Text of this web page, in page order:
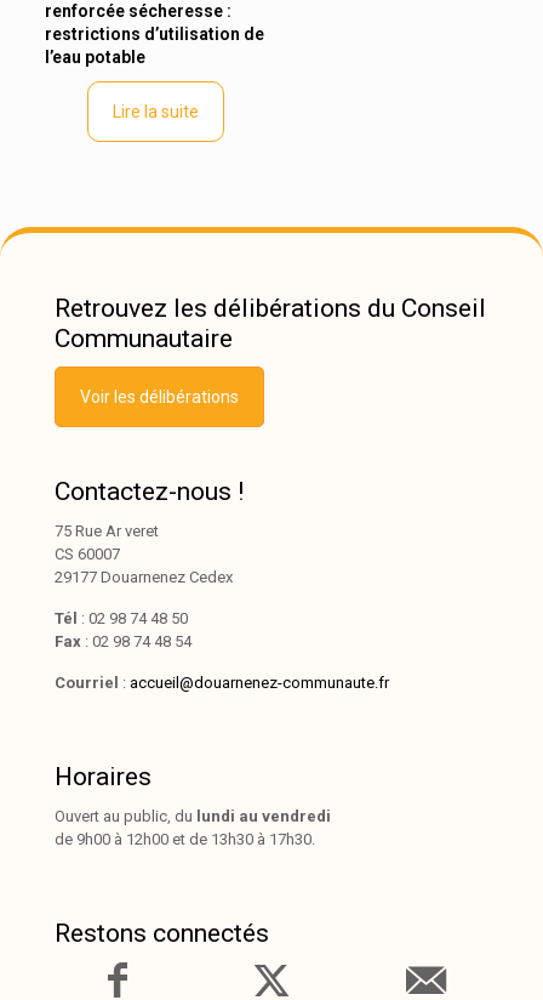
renforcée sécheresse :
restrictions d’utilisation de
l’eau potable
Lire la suite
Retrouvez les délibérations du Conseil
Communautaire
Voir les délibérations
Contactez-nous !
75 Rue Ar veret
CS 60007
29177 Douarnenez Cedex
Tél : 02 98 74 48 50
Fax : 02 98 74 48 54
Courriel : accueil@douarnenez-communaute.fr
Horaires
Ouvert au public, du lundi au vendredi
de 9h00 à 12h00 et de 13h30 à 17h30.
Restons connectés